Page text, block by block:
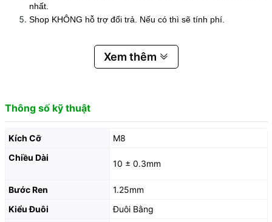
nhất.
Shop KHÔNG hỗ trợ đổi trả. Nếu có thì sẽ tính phí.
Xem thêm
Thông số kỹ thuật
Kích Cỡ
M8
Chiều Dài
10 ± 0.3mm
Bước Ren
1.25mm
Kiểu Đuôi
Đuôi Bằng